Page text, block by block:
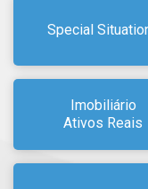
Special
Imobiliário
Ativos Reais